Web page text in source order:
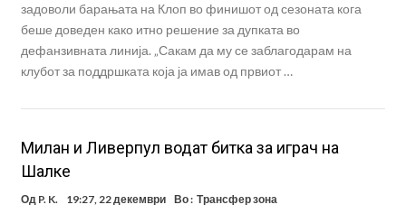
задоволи барањата на Клоп во финишот од сезоната кога
беше доведен како итно решение за дупката во
дефанзивната линија. „Сакам да му се заблагодарам на
клубот за поддршката која ја имав од првиот …
Милан и Ливерпул водат битка за играч на
Шалке
Од P. K. 19:27, 22 декември Во : Трансфер зона